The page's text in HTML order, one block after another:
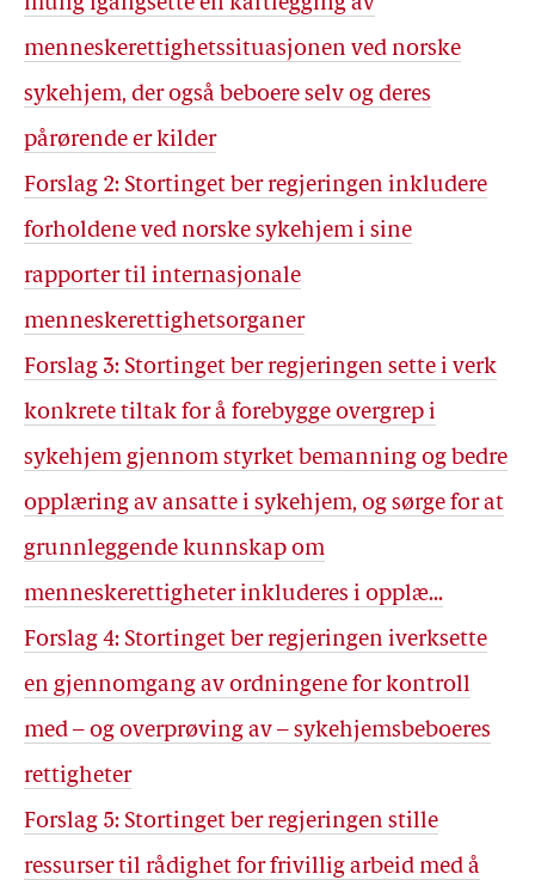
menneskerettighetssituasjonen ved norske
sykehjem, der også beboere selv og deres
pårørende er kilder
Forslag 2: Stortinget ber regjeringen inkludere
forholdene ved norske sykehjem i sine
rapporter til internasjonale
menneskerettighetsorganer
Forslag 3: Stortinget ber regjeringen sette i verk
konkrete tiltak for å forebygge overgrep i
sykehjem gjennom styrket bemanning og bedre
opplæring av ansatte i sykehjem, og sørge for at
grunnleggende kunnskap om
menneskerettigheter inkluderes i opplæ...
Forslag 4: Stortinget ber regjeringen iverksette
en gjennomgang av ordningene for kontroll
med – og overprøving av – sykehjemsbeboeres
rettigheter
Forslag 5: Stortinget ber regjeringen stille
ressurser til rådighet for frivillig arbeid med å